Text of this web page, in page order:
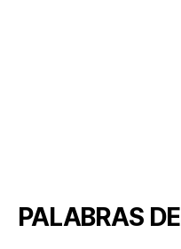
PALABRAS